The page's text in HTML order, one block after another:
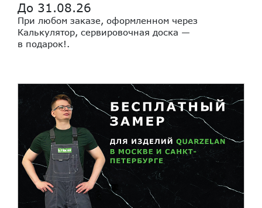
До 31.08.26
При любом заказе, оформленном через
Калькулятор, сервировочная доска —
в подарок!.